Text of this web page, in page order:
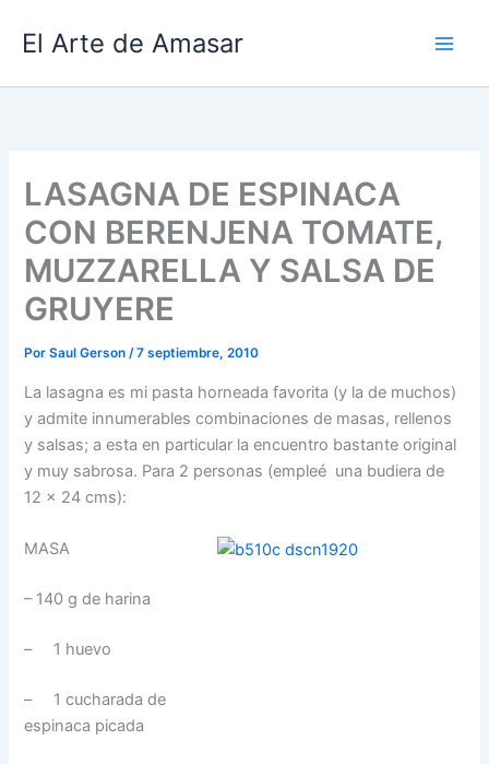
El Arte de Amasar
LASAGNA DE ESPINACA
CON BERENJENA TOMATE,
MUZZARELLA Y SALSA DE
GRUYERE
PorSaul Gerson/7 septiembre, 2010
La lasagna es mi pasta horneada favorita (y la de muchos)
y admite innumerables combinaciones de masas, rellenos
y salsas; a esta en particular la encuentro bastante original
y muy sabrosa. Para 2 personas (empleé una budiera de
12 x 24 cms):
MASA
– 140 g de harina
– 1 huevo
– 1 cucharada de
espinaca picada